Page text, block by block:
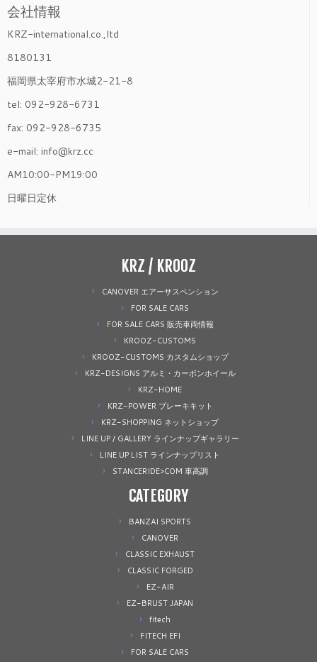
会社情報
KRZ-international.co.,ltd
8180131
福岡県太宰府市水城2-21-8
tel: 092-928-6731
fax: 092-928-6735
e-mail: info@krz.cc
AM10:00-PM19:00
日曜日定休
KRZ / KROOZ
CANOVER エアーサスペンション
FOR SALE CARS
FOR SALE CARS 販売車両情報
KROOZ-CUSTOMS
KROOZ-CUSTOMS カスタムショップ
KRZ-DESIGNS アルミ・カーボンホイール
KRZ-HOME
KRZ-POWER ブレーキキット
KRZ-SHOPPING ネットショップ
LINE UP / GALLERY ラインナップギャラリー
LINE UP LIST ラインナップリスト
STANCERIDE>COM 車高調
CATEGORY
BANZAI SPORTS
CANOVER
CLASSIC EXHAUST
CLASSIC FORGED
EZ-AIR
EZ-BRUST JAPAN
fitech
FITECH EFI
FOR SALE CARS